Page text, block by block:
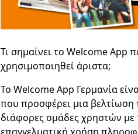
Τι σημαίνει το Welcome App
χρησιμοποιηθεί άριστα;
Το Welcome App Γερμανία
που προσφέρει μια βελτίωση
διάφορες ομάδες χρηστών με
επαγγελματική χρήση